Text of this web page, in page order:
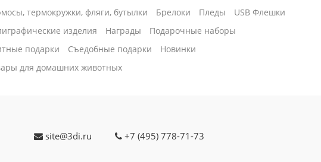
термокружки, фляги, бутылки
Брелоки Пледы
USB Флешки
изделия
Награды
Подарочные наборы
подарки
Cъедобные подарки
Новинки
для домашних животных
site@3di.ru +7 (495) 778-71-73